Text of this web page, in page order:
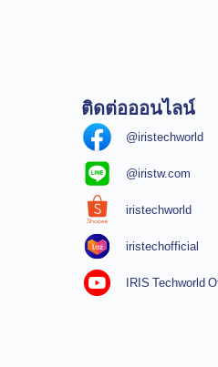
ติดต่อออนไลน์
@iristechworld
@iristw.com
iristechworld
iristechofficial
IRIS Techworld